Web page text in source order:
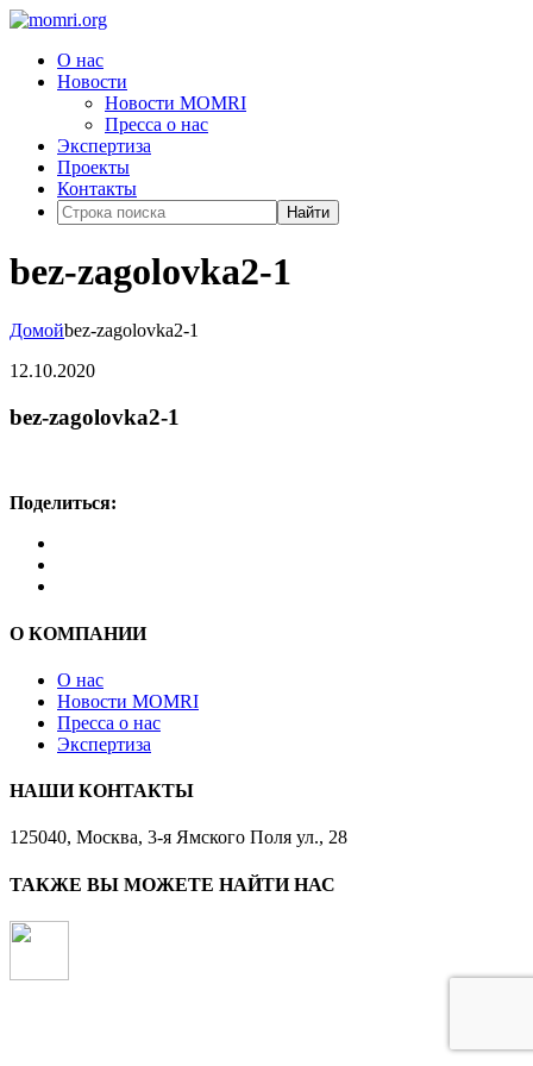
О нас
Новости
Новости MOMRI
Пресса о нас
Экспертиза
Проекты
Контакты
Найти
bez-zagolovka2-1
Домойbez-zagolovka2-1
12.10.2020
bez-zagolovka2-1
Поделиться:
О КОМПАНИИ
О нас
Новости MOMRI
Пресса о нас
Экспертиза
НАШИ КОНТАКТЫ
125040, Москва, 3-я Ямского Поля ул., 28
ТАКЖЕ ВЫ МОЖЕТЕ НАЙТИ НАС